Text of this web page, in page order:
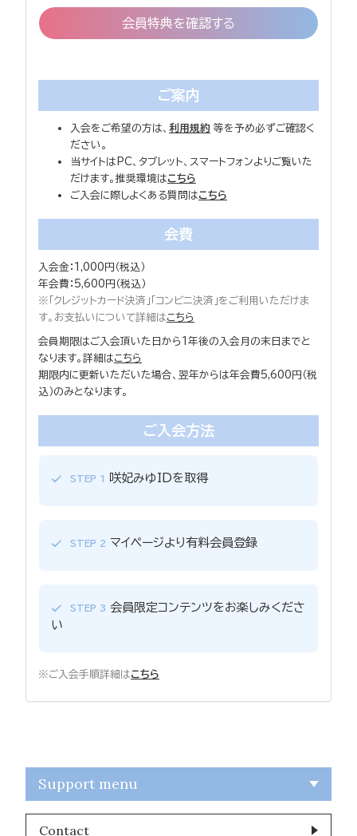
会員特典を確認する
ご案内
入会をご希望の方は、 利用規約 等を予め必ずご確認く
ださい。
当サイトはPC、タブレット、スマートフォンよりご覧いた
だけます。推奨環境はこちら
ご入会に際しよくある質問はこちら
会費
入会金：1,000円（税込）
年会費：5,600円（税込）
※「クレジットカード決済」「コンビニ決済」をご利用いただけま
す。お支払いについて詳細はこちら
会員期限はご入会頂いた日から1年後の入会月の末日までと
なります。詳細はこちら
期限内に更新いただいた場合、翌年からは年会費5,600円（税
込）のみとなります。
ご入会方法
STEP 1 咲妃みゆIDを取得
STEP 2 マイページより有料会員登録
STEP 3
会員限定コンテンツをお楽しみくださ
い
※ご入会手順詳細はこちら
Support menu
Contact